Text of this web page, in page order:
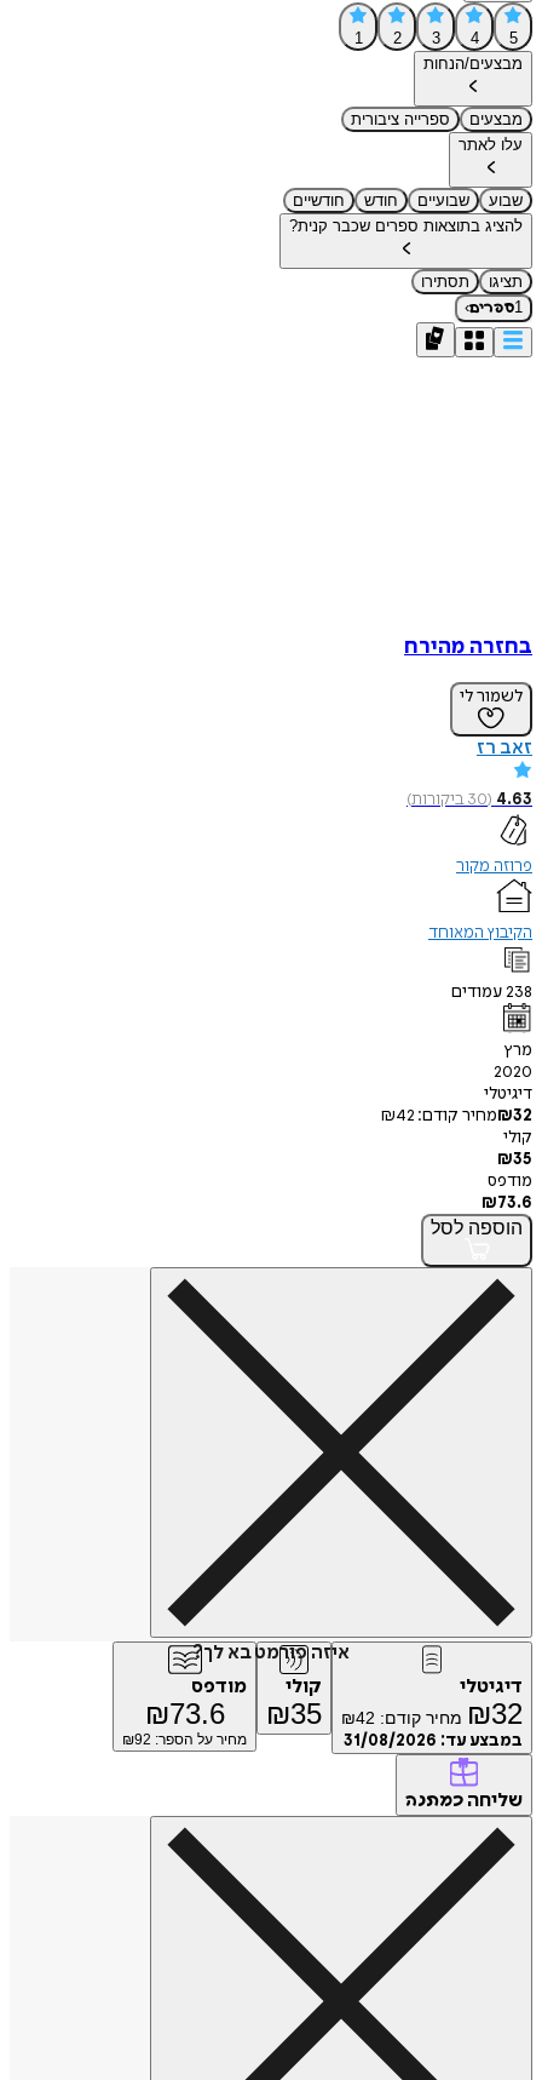
5
4
3
2
1
מבצעים/הנחות
מבצעים
ספרייה ציבורית
עלו לאתר
שבוע שבועיים חודש
חודשיים
להציג בתוצאות ספרים שכבר קנית?
תציגו
תסתירו
1ספרים›
בחזרה מהירח
לשמור לי
זאב רז
4.63
(
30ביקורות)
פרוזה מקור
הקיבוץ המאוחד
238עמודים
מרץ
2020
דיגיטלי
₪32 מחיר קודם: ₪42
קולי
₪35
מודפס
₪73.6
הוספה לסל
איזה פורמט בא לך?
דיגיטלי
₪32 מחיר קודם: ₪42
במבצע עד: 31/08/2026
קולי
₪35
מודפס
₪73.6
מחיר על הספר: ₪ 92
שליחה כמתנה